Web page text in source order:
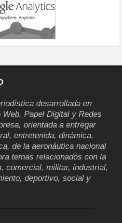
desarrollada en
Papel Digital y Redes
orientada a entregar
entretenida, dinámica,
de la aeronáutica nacional
temas relacionados con la
comercial, militar, industrial,
deportivo, social y